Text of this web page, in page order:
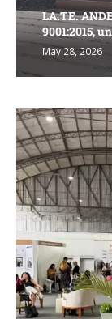
LA.TE.
9001:2015,
May 28, 2026